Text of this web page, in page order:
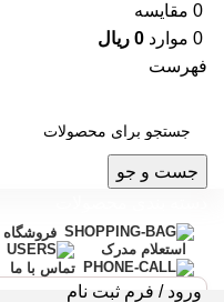
0 مقایسه
0 موارد 0 ریال
فهرست
جست و جو
فروشگاه
استعلام مدرک
تماس با ما
ورود / فرم ثبت نام